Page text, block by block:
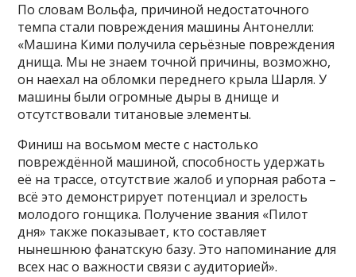
По словам Вольфа, причиной недостаточного
темпа стали повреждения машины Антонелли:
«Машина Кими получила серьёзные повреждения
днища. Мы не знаем точной причины, возможно,
он наехал на обломки переднего крыла Шарля. У
машины были огромные дыры в днище и
отсутствовали титановые элементы.
Финиш на восьмом месте с настолько
повреждённой машиной, способность удержать
её на трассе, отсутствие жалоб и упорная работа –
всё это демонстрирует потенциал и зрелость
молодого гонщика. Получение звания «Пилот
дня» также показывает, кто составляет
нынешнюю фанатскую базу. Это напоминание для
всех нас о важности связи с аудиторией».